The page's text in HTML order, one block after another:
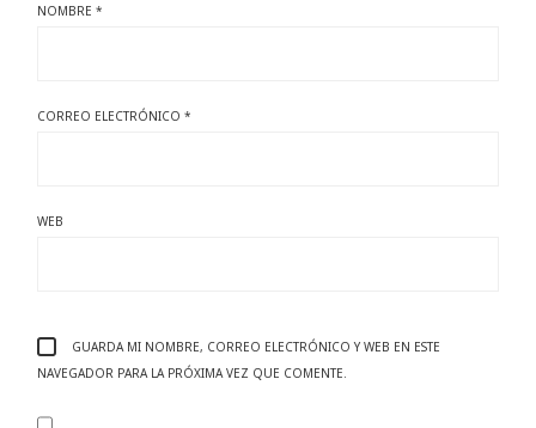
NOMBRE*
CORREO ELECTRÓNICO*
WEB
GUARDA MI NOMBRE, CORREO ELECTRÓNICO Y WEB EN ESTE
NAVEGADOR PARA LA PRÓXIMA VEZ QUE COMENTE.